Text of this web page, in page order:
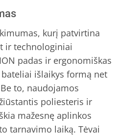
kurį patvirtina
ir technologiniai
padas ir ergonomiškas
išlaikys formą net
to, naudojamos
poliesteris ir
mažesnę aplinkos
tarnavimo laiką. Tėvai